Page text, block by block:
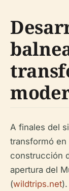
A finales del
transformó en
construcción
apertura del
(wildtrips.net